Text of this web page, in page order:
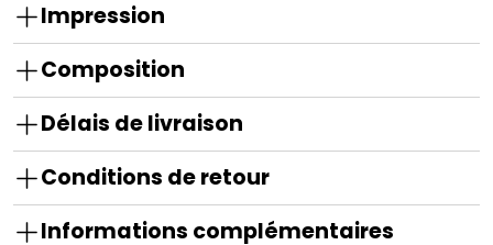
Impression
Composition
Délais de livraison
Conditions de retour
Informations complémentaires